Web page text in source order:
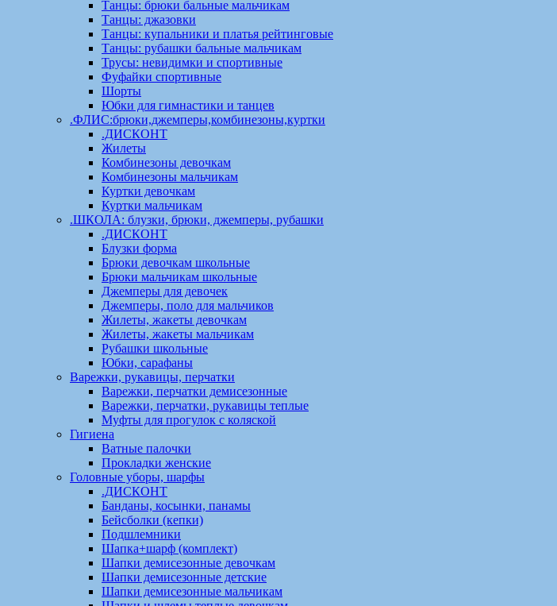
Танцы: брюки бальные мальчикам
Танцы: джазовки
Танцы: купальники и платья рейтинговые
Танцы: рубашки бальные мальчикам
Трусы: невидимки и спортивные
Фуфайки спортивные
Шорты
Юбки для гимнастики и танцев
.ФЛИС:брюки,джемперы,комбинезоны,куртки
.ДИСКОНТ
Жилеты
Комбинезоны девочкам
Комбинезоны мальчикам
Куртки девочкам
Куртки мальчикам
.ШКОЛА: блузки, брюки, джемперы, рубашки
.ДИСКОНТ
Блузки форма
Брюки девочкам школьные
Брюки мальчикам школьные
Джемперы для девочек
Джемперы, поло для мальчиков
Жилеты, жакеты девочкам
Жилеты, жакеты мальчикам
Рубашки школьные
Юбки, сарафаны
Варежки, рукавицы, перчатки
Варежки, перчатки демисезонные
Варежки, перчатки, рукавицы теплые
Муфты для прогулок с коляской
Гигиена
Ватные палочки
Прокладки женские
Головные уборы, шарфы
.ДИСКОНТ
Банданы, косынки, панамы
Бейсболки (кепки)
Подшлемники
Шапка+шарф (комплект)
Шапки демисезонные девочкам
Шапки демисезонные детские
Шапки демисезонные мальчикам